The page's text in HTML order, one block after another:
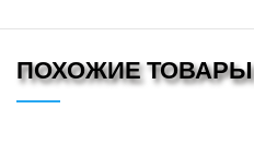
ПОХОЖИЕ ТОВАРЫ